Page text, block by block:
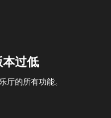
过低
厅的所有功能。